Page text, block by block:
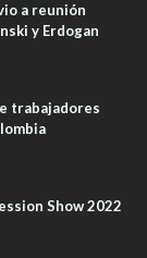
a reunión
y Erdogan
trabajadores
Show 2022